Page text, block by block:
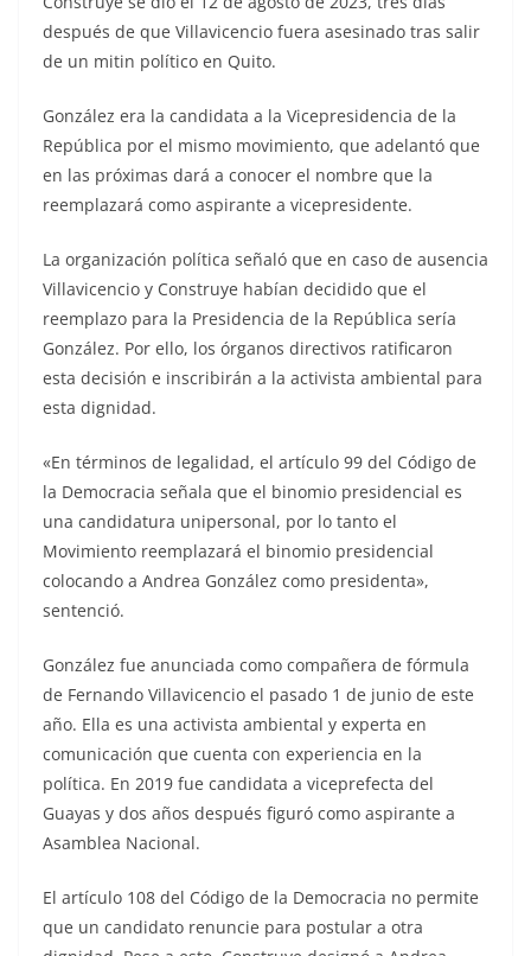
después de que Villavicencio fuera asesinado tras salir
de un mitin político en Quito.
González era la candidata a la Vicepresidencia de la
República por el mismo movimiento, que adelantó que
en las próximas dará a conocer el nombre que la
reemplazará como aspirante a vicepresidente.
La organización política señaló que en caso de ausencia
Villavicencio y Construye habían decidido que el
reemplazo para la Presidencia de la República sería
González. Por ello, los órganos directivos ratificaron
esta decisión e inscribirán a la activista ambiental para
esta dignidad.
«En términos de legalidad, el artículo 99 del Código de
la Democracia señala que el binomio presidencial es
una candidatura unipersonal, por lo tanto el
Movimiento reemplazará el binomio presidencial
colocando a Andrea González como presidenta»,
sentenció.
González fue anunciada como compañera de fórmula
de Fernando Villavicencio el pasado 1 de junio de este
año. Ella es una activista ambiental y experta en
comunicación que cuenta con experiencia en la
política. En 2019 fue candidata a viceprefecta del
Guayas y dos años después figuró como aspirante a
Asamblea Nacional.
El artículo 108 del Código de la Democracia no permite
que un candidato renuncie para postular a otra